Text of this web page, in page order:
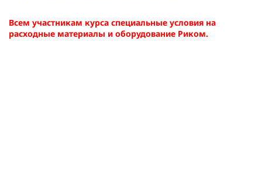
Всем участникам курса специальные условия на
расходные материалы и оборудование Риком.